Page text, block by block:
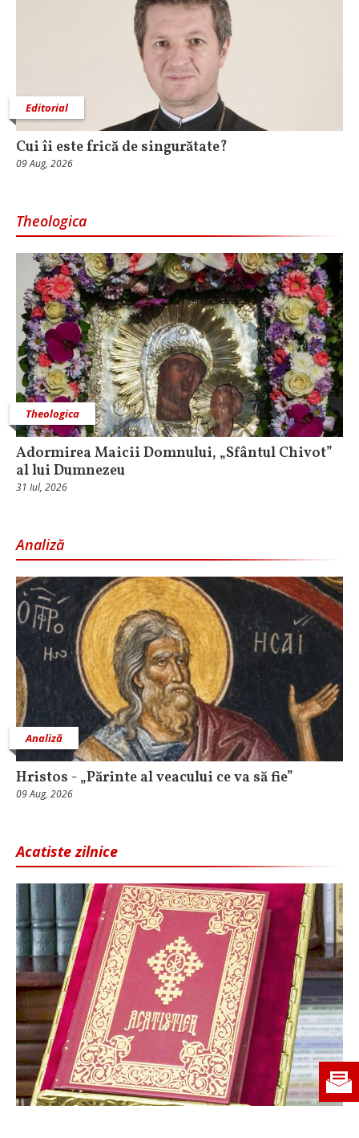
Editorial
Cui îi este frică de singurătate?
09 Aug, 2026
Theologica
Theologica
Adormirea Maicii Domnului, „Sfântul Chivot”
al lui Dumnezeu
31 Iul, 2026
Analiză
Analiză
Hristos - „Părinte al veacului ce va să fie”
09 Aug, 2026
Acatiste zilnice